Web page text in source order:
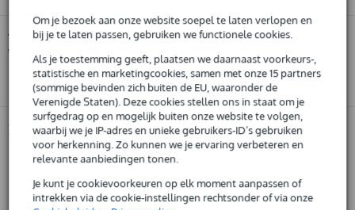
Om je bezoek aan onze website soepel te laten verlopen en
bij je te laten passen, gebruiken we functionele cookies.
Als je toestemming geeft, plaatsen we daarnaast voorkeurs-,
statistische en marketingcookies, samen met onze 15 partners
(sommige bevinden zich buiten de EU, waaronder de
Verenigde Staten). Deze cookies stellen ons in staat om je
surfgedrag op en mogelijk buiten onze website te volgen,
waarbij we je IP-adres en unieke gebruikers-ID’s gebruiken
voor herkenning. Zo kunnen we je ervaring verbeteren en
relevante aanbiedingen tonen.
Je kunt je cookievoorkeuren op elk moment aanpassen of
intrekken via de cookie-instellingen rechtsonder of via onze
Huur dit product al vanaf 74 euro per maand
€ 2.500,-
Gratisthuisbezorgd of op te halen in de winkel
Al na 4 maanden maandelijks opzegbaar
De mogelijkheid om je product(en) met korting te kopen
Snelle vervanging door Bax Music bij een defect
Twijfel je of deYamaha LL16M ARE elektrisch-akoestische
westerngitaar bij je past? Doe de check.
Start de check
Productinformatie
elektrisch-akoestische gitaar
bodystijl: Original Jumbo
kleur: naturel, urethaanlak